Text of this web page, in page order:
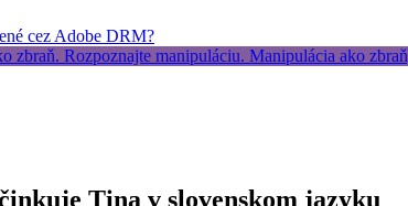
cez Adobe DRM?
Tina v slovenskom jazyku